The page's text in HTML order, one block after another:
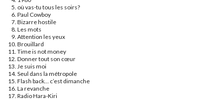
où vas-tu tous les soirs?
Paul Cowboy
Bizarre hostile
Les mots
Attention les yeux
Brouillard
Time is not money
Donner tout son cœur
Je suis moi
Seul dans la métropole
Flash back… c’est dimanche
La revanche
Radio Hara-Kiri